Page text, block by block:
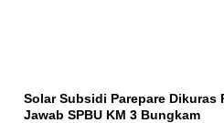
Solar Subsidi Parepare Dikuras
Jawab SPBU KM 3 Bungkam